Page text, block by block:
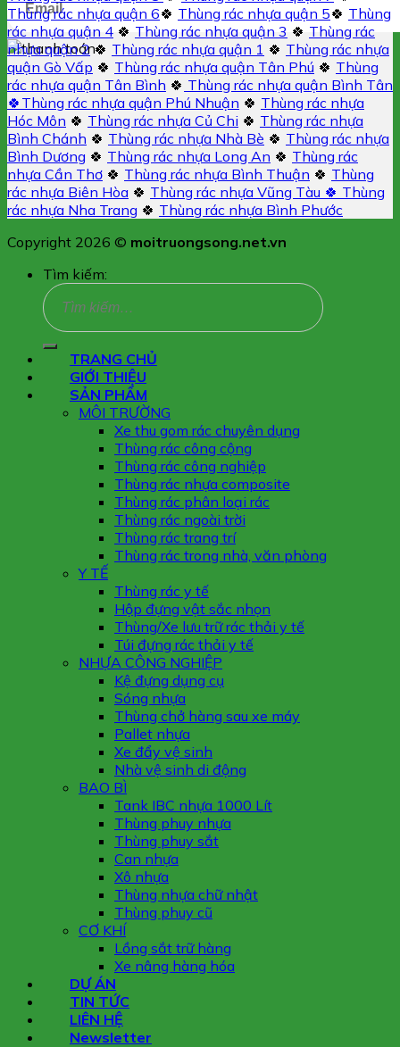
Thùng rác nhựa quận 6🍀 Thùng rác nhựa quận 5🍀 Thùng
rác nhựa quận 4 🍀 Thùng rác nhựa quận 3 🍀 Thùng rác
nhựa quận 2🍀 Thùng rác nhựa quận 1 🍀 Thùng rác nhựa
quận Gò Vấp 🍀 Thùng rác nhựa quận Tân Phú 🍀 Thùng
rác nhựa quận Tân Bình 🍀 Thùng rác nhựa quận Bình Tân
🍀 Thùng rác nhựa quận Phú Nhuận 🍀 Thùng rác nhựa
Hóc Môn 🍀 Thùng rác nhựa Củ Chi 🍀 Thùng rác nhựa
Bình Chánh 🍀 Thùng rác nhựa Nhà Bè 🍀 Thùng rác nhựa
Bình Dương 🍀 Thùng rác nhựa Long An 🍀 Thùng rác
nhựa Cần Thơ 🍀 Thùng rác nhựa Bình Thuận 🍀 Thùng
rác nhựa Biên Hòa 🍀 Thùng rác nhựa Vũng Tàu 🍀 Thùng
rác nhựa Nha Trang 🍀 Thùng rác nhựa Bình Phước
Copyright 2026 © moitruongsong.net.vn
Tìm kiếm:
TRANG CHỦ
GIỚI THIỆU
SẢN PHẨM
MÔI TRƯỜNG
Xe thu gom rác chuyên dụng
Thùng rác công cộng
Thùng rác công nghiệp
Thùng rác nhựa composite
Thùng rác phân loại rác
Thùng rác ngoài trời
Thùng rác trang trí
Thùng rác trong nhà, văn phòng
Y TẾ
Thùng rác y tế
Hộp đựng vật sắc nhọn
Thùng/Xe lưu trữ rác thải y tế
Túi đựng rác thải y tế
NHỰA CÔNG NGHIỆP
Kệ đựng dụng cụ
Sóng nhựa
Thùng chở hàng sau xe máy
Pallet nhựa
Xe đẩy vệ sinh
Nhà vệ sinh di động
BAO BÌ
Tank IBC nhựa 1000 Lít
Thùng phuy nhựa
Thùng phuy sắt
Can nhựa
Xô nhựa
Thùng nhựa chữ nhật
Thùng phuy cũ
CƠ KHÍ
Lồng sắt trữ hàng
Xe nâng hàng hóa
DỰ ÁN
TIN TỨC
LIÊN HỆ
Newsletter